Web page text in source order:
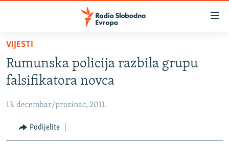
Pređite
glavni
sadržaj
na
navigaciju
Pređite
BOSNA I HERCEGOVINA
KOSOVO
CRNA GORA
VIJESTI
Rumunska policija razbila grupu
falsifikatora novca
13. decembar/prosinac, 2011.
Podijelite